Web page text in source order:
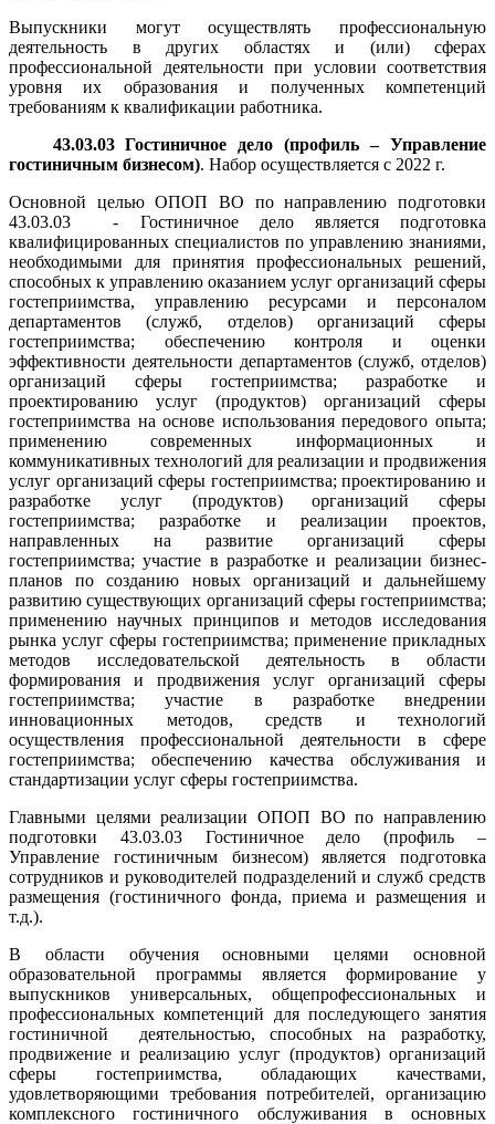
Выпускники могут осуществлять профессиональную
деятельность в других областях и (или) сферах
профессиональной деятельности при условии соответствия
уровня их образования и полученных компетенций
требованиям к квалификации работника.
43.03.03 Гостиничное дело (профиль – Управление
гостиничным бизнесом). Набор осуществляется с 2022 г.
Основной целью ОПОП ВО по направлению подготовки
43.03.03 - Гостиничное дело является подготовка
квалифицированных специалистов по управлению знаниями,
необходимыми для принятия профессиональных решений,
способных к управлению оказанием услуг организаций сферы
гостеприимства, управлению ресурсами и персоналом
департаментов (служб, отделов) организаций сферы
гостеприимства; обеспечению контроля и оценки
эффективности деятельности департаментов (служб, отделов)
организаций сферы гостеприимства; разработке и
проектированию услуг (продуктов) организаций сферы
гостеприимства на основе использования передового опыта;
применению современных информационных и
коммуникативных технологий для реализации и продвижения
услуг организаций сферы гостеприимства; проектированию и
разработке услуг (продуктов) организаций сферы
гостеприимства; разработке и реализации проектов,
направленных на развитие организаций сферы
гостеприимства; участие в разработке и реализации бизнес-
планов по созданию новых организаций и дальнейшему
развитию существующих организаций сферы гостеприимства;
применению научных принципов и методов исследования
рынка услуг сферы гостеприимства; применение прикладных
методов исследовательской деятельность в области
формирования и продвижения услуг организаций сферы
гостеприимства; участие в разработке внедрении
инновационных методов, средств и технологий
осуществления профессиональной деятельности в сфере
гостеприимства; обеспечению качества обслуживания и
стандартизации услуг сферы гостеприимства.
Главными целями реализации ОПОП ВО по направлению
подготовки 43.03.03 Гостиничное дело (профиль –
Управление гостиничным бизнесом) является подготовка
сотрудников и руководителей подразделений и служб средств
размещения (гостиничного фонда, приема и размещения и
т.д.).
В области обучения основными целями основной
образовательной программы является формирование у
выпускников универсальных, общепрофессиональных и
профессиональных компетенций для последующего занятия
гостиничной деятельностью, способных на разработку,
продвижение и реализацию услуг (продуктов) организаций
сферы гостеприимства, обладающих качествами,
удовлетворяющими требования потребителей, организацию
комплексного гостиничного обслуживания в основных